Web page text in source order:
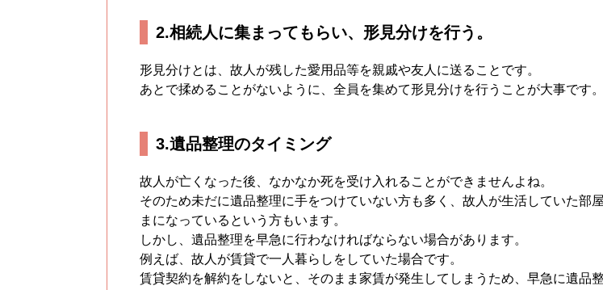
2.相続人に集まってもらい、形見分けを行う。
形見分けとは、故人が残した愛用品等を親戚や友人に送ることです。
あとで揉めることがないように、全員を集めて形見分けを行うことが大事です。
3.遺品整理のタイミング
故人が亡くなった後、なかなか死を受け入れることができませんよね。
そのため未だに遺品整理に手をつけていない方も多く、故人が生活していた部
まになっているという方もいます。
しかし、遺品整理を早急に行わなければならない場合があります。
例えば、故人が賃貸で一人暮らしをしていた場合です。
賃貸契約を解約をしないと、そのまま家賃が発生してしまうため、早急に遺品